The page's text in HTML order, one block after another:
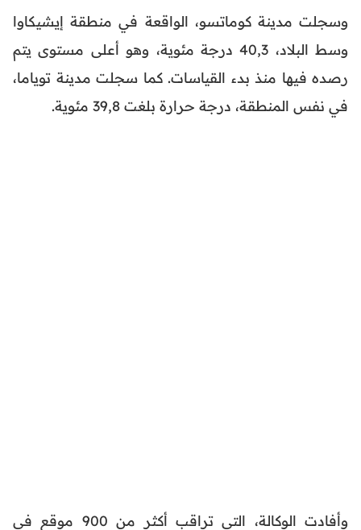
وسجلت مدينة كوماتسو، الواقعة في منطقة إيشيكاوا
وسط البلاد، 40,3 درجة مئوية، وهو أعلى مستوى يتم
رصده فيها منذ بدء القياسات. كما سجلت مدينة توياما،
في نفس المنطقة، درجة حرارة بلغت 39,8 مئوية.
وأفادت الوكالة، التي تراقب أكثر من 900 موقع في